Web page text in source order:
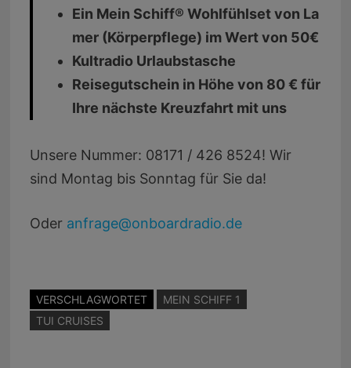
Ein Mein Schiff® Wohlfühlset von La
mer (Körperpflege) im Wert von 50€
Kultradio Urlaubstasche
Reisegutschein in Höhe von 80 € für
Ihre nächste Kreuzfahrt mit uns
Unsere Nummer: 08171 / 426 8524! Wir
sind Montag bis Sonntag für Sie da!
Oder anfrage@onboardradio.de
VERSCHLAGWORTET
MEIN SCHIFF 1
TUI CRUISES